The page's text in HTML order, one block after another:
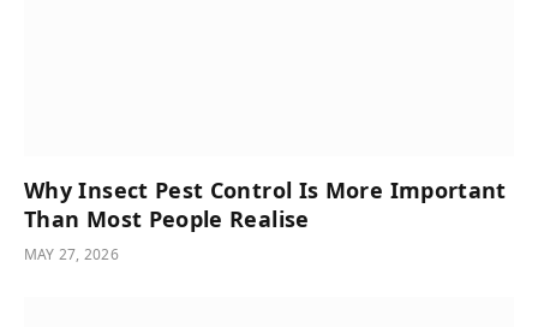
Why Insect Pest Control Is More Important
Than Most People Realise
MAY 27, 2026